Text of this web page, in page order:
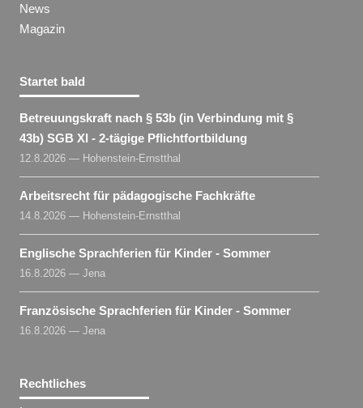
News
Magazin
Startet bald
Betreuungskraft nach § 53b (in Verbindung mit §
43b) SGB XI - 2-tägige Pflichtfortbildung
12.8.2026 — Hohenstein-Ernstthal
Arbeitsrecht für pädagogische Fachkräfte
14.8.2026 — Hohenstein-Ernstthal
Englische Sprachferien für Kinder - Sommer
16.8.2026 — Jena
Französische Sprachferien für Kinder - Sommer
16.8.2026 — Jena
Rechtliches